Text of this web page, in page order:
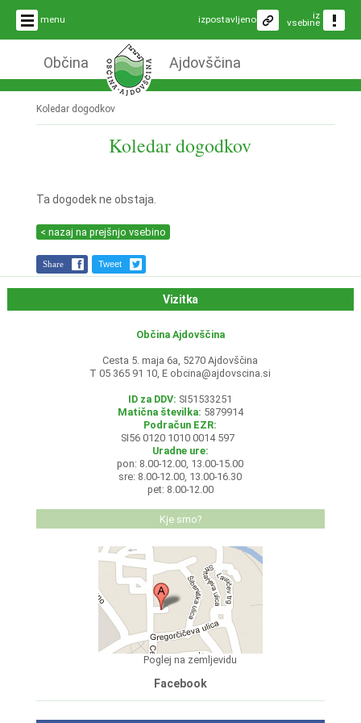
menu iz
vsebine
izpostavljeno
Občina Ajdovščina
Koledar dogodkov
Koledar dogodkov
Ta dogodek ne obstaja.
< nazaj na prejšnjo vsebino
Share Tweet
Vizitka
Občina Ajdovščina
Cesta 5. maja 6a, 5270 Ajdovščina
T 05 365 91 10, E obcina@ajdovscina.si
ID za DDV: SI51533251
Matična številka: 5879914
Podračun EZR:
SI56 0120 1010 0014 597
Uradne ure:
pon: 8.00-12.00, 13.00-15.00
sre: 8.00-12.00, 13.00-16.30
pet: 8.00-12.00
Kje smo?
Poglej na zemljevidu
Facebook